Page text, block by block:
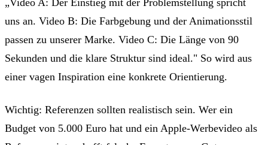
uns an. Video B: Die Farbgebung und der Animationsstil
passen zu unserer Marke. Video C: Die Länge von 90
Sekunden und die klare Struktur sind ideal." So wird aus
einer vagen Inspiration eine konkrete Orientierung.
Wichtig: Referenzen sollten realistisch sein. Wer ein
Budget von 5.000 Euro hat und ein Apple-Werbevideo als